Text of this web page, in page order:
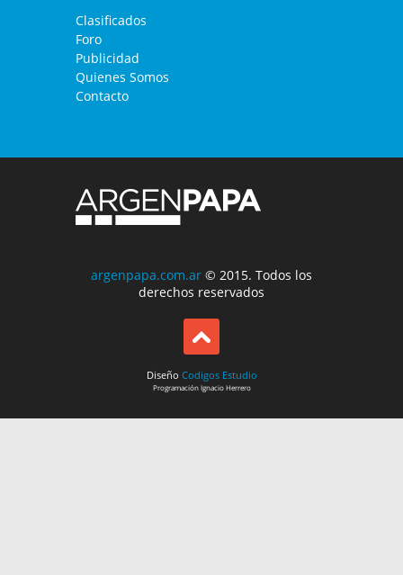
Clasificados
Foro
Publicidad
Quienes Somos
Contacto
argenpapa.com.ar © 2015. Todos los
derechos reservados
Diseño Codigos Estudio
ProgramaciónIgnacio Herrero